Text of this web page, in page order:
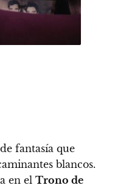
fantasía que
blancos.
en el Trono de